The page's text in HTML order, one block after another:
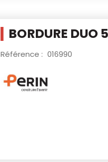
BORDURE
Référence : 016990